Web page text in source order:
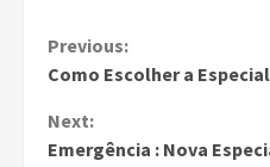
Continue
Previous:
Como Escolher a
Next:
Emergência : Nova